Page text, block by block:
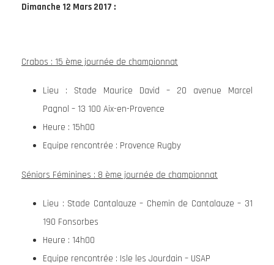
Dimanche 12 Mars 2017 :
Crabos : 15 ème journée de championnat
Lieu : Stade Maurice David – 20 avenue Marcel
Pagnol – 13 100 Aix-en-Provence
Heure : 15h00
Equipe rencontrée : Provence Rugby
Séniors Féminines : 8 ème journée de championnat
Lieu : Stade Cantalauze – Chemin de Cantalauze – 31
190 Fonsorbes
Heure : 14h00
Equipe rencontrée : Isle les Jourdain – USAP